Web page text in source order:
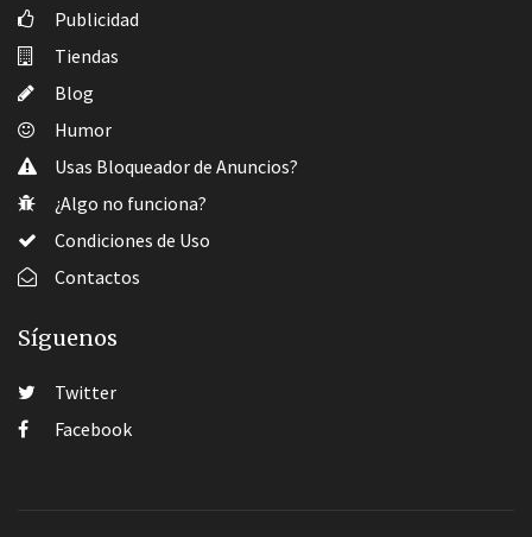
Publicidad
Tiendas
Blog
Humor
Usas Bloqueador de Anuncios?
¿Algo no funciona?
Condiciones de Uso
Contactos
Síguenos
Twitter
Facebook